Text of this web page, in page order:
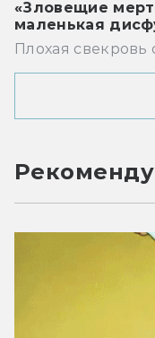
«Зловещие
маленькая
Плохая